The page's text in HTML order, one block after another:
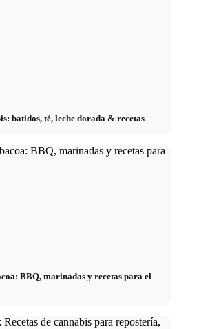
batidos, té, leche dorada & recetas
BBQ, marinadas y recetas para el